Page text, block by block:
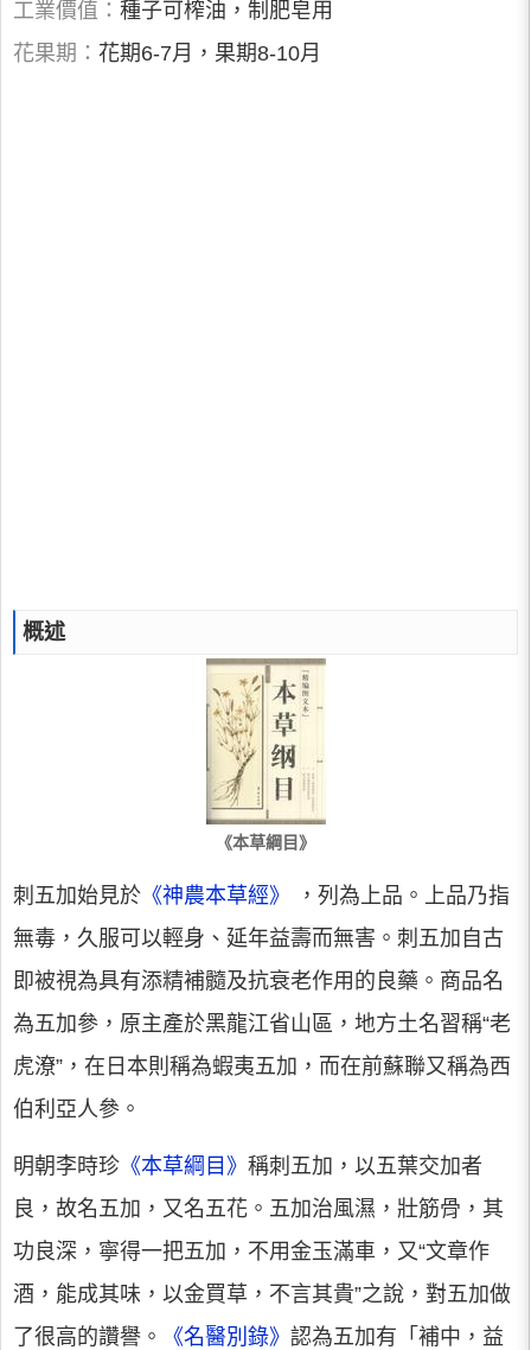
工業價值： 種子可榨油，制肥皂用
花果期： 花期6-7月，果期8-10月
概述
《本草綱目》
刺五加始見於 《神農本草經》
，列為上品。上品乃指
無毒，久服可以輕身、延年益壽而無害。刺五加自古
即被視為具有添精補髓及抗衰老作用的良藥。商品名
為五加參，原主產於黑龍江省山區，地方土名習稱“老
虎潦”，在日本則稱為蝦夷五加，而在前蘇聯又稱為西
伯利亞人參。
明朝李時珍 《本草綱目》 稱刺五加，以五葉交加者
良，故名五加，又名五花。五加治風濕，壯筋骨，其
功良深，寧得一把五加，不用金玉滿車，又“文章作
酒，能成其味，以金買草，不言其貴”之說，對五加做
了很高的讚譽。
《名醫別錄》 認為五加有「補中，益